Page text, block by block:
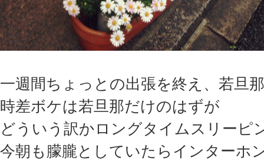
一週間ちょっとの出張を終え、若旦
時差ボケは若旦那だけのはずが
どういう訳かロングタイムスリーピ
今朝も朦朧としていたらインターホ